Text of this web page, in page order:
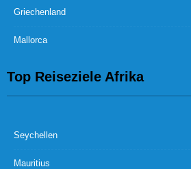
Griechenland
Mallorca
Top Reiseziele Afrika
Seychellen
Mauritius